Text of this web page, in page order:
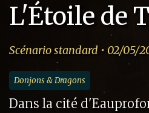
L'Étoile de
Scénario standard • 02/05/
Donjons & Dragons
Dans la cité